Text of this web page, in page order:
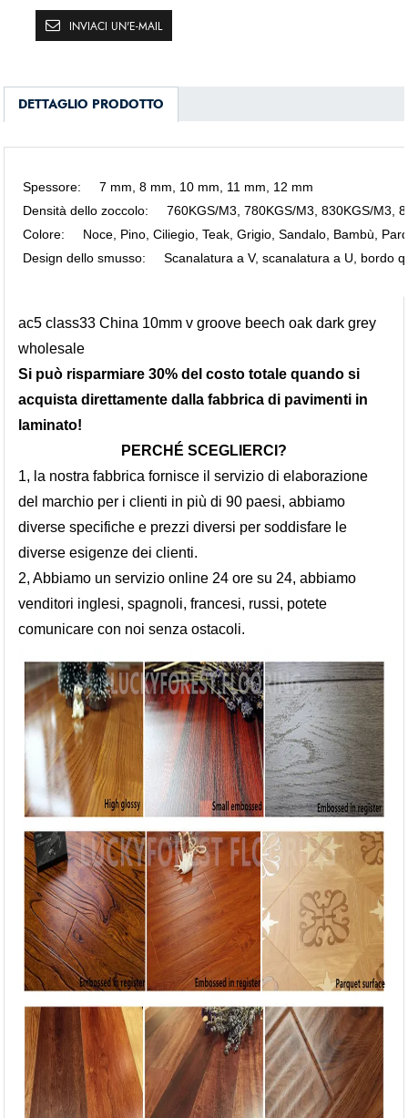
INVIACI UN'E-MAIL
DETTAGLIO PRODOTTO
Spessore:
7 mm, 8 mm, 10 mm, 11 mm, 12 mm
Densità dello zoccolo:
760KGS/M3, 780KGS/M3, 830KGS/M3,
Colore:
Noce, Pino, Ciliegio, Teak, Grigio, Sandalo, Bambù,
Design dello smusso: Scanalatura a V, scanalatura a U, bordo
ac5 class33 China 10mm v groove beech oak dark grey
wholesale
Si può risparmiare 30% del costo totale quando si
acquista direttamente dalla fabbrica di pavimenti in
laminato!
PERCHÉ SCEGLIERCI?
1, la nostra fabbrica fornisce il servizio di elaborazione
del marchio per i clienti in più di 90 paesi, abbiamo
diverse specifiche e prezzi diversi per soddisfare le
diverse esigenze dei clienti.
2, Abbiamo un servizio online 24 ore su 24, abbiamo
venditori inglesi, spagnoli, francesi, russi, potete
comunicare con noi senza ostacoli.